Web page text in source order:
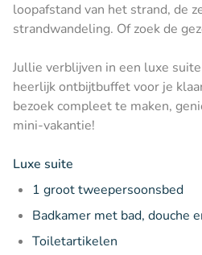
loopafstand van het strand, de
strandwandeling. Of zoek de
Jullie verblijven in een luxe
heerlijk ontbijtbuffet voor je
bezoek compleet te maken,
mini-vakantie!
Luxe suite
1 groot tweepersoonsbed
Badkamer met bad, douche
Toiletartikelen